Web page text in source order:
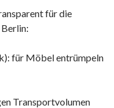
für die
für Möbel entrümpeln
Transportvolumen